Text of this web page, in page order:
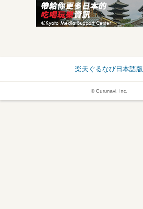
楽天ぐるなび日本語版
© Gurunavi, Inc.